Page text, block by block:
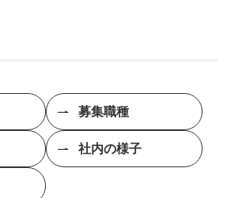
募集職種
社内の様子